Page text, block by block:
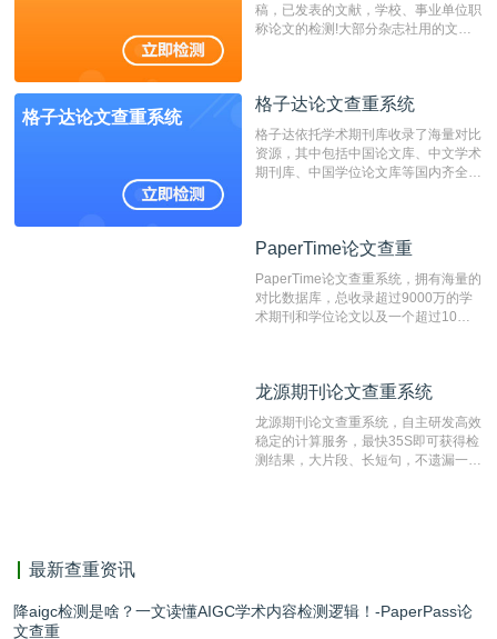
稿，已发表的文献，学校、事业单位职
称论文的检测!大部分杂志社用的文献
编辑部检测来稿和已发表的文献,检测
测时注意填写第一作者,才能排除已发
表文献复制比。（限制字符数1万）
格子达论文查重系统
格子达论文查重系统
格子达依托学术期刊库收录了海量对比
资源，其中包括中国论文库、中文学术
期刊库、中国学位论文库等国内齐全的
系统，可检测中文、英文两种语言的论
PaperTime论文查重
PaperTime论文查重系统，拥有海量的
对比数据库，总收录超过9000万的学
术期刊和学位论文以及一个超过10亿
对，利用指纹索引快速而精准地在云检
有相似的片段，该项技术检测速度快、
准确率高，市场反映良好。
龙源期刊论文查重系统
龙源期刊论文查重系统，自主研发高效
稳定的计算服务，最快35S即可获得检
测结果，大片段、长短句，不遗漏一处
最新查重资讯
降aigc检测是啥？一文读懂AIGC学术内容检测逻辑！-PaperPass论
文查重